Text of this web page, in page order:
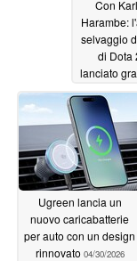
Con
Harambe:
selvaggio
di Dota
lanciato
su Steam
Ugreen lancia un
nuovo caricabatterie
per auto con un design
rinnovato 04/30/2026